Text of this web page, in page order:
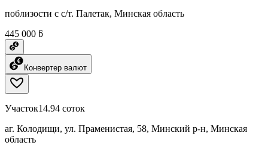
поблизости с с/т. Палетак, Минская область
445 000 ƃ
Конвертер валют
Участок14.94 соток
аг. Колодищи, ул. Праменистая, 58, Минский р-н, Минская
область